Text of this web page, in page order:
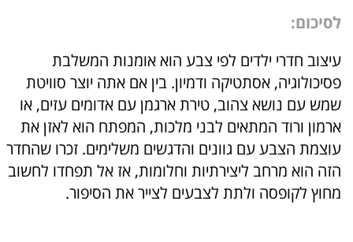
לסיכום:
עיצוב חדרי ילדים לפי צבע הוא אומנות המשלבת
פסיכולוגיה, אסתטיקה ודמיון. בין אם אתה יוצר סוויטת
שמש עם נושא צהוב, טירת ארגמן עם אדומים עזים, או
ארמון ורוד המתאים לבני מלכות, המפתח הוא לאזן את
עוצמת הצבע עם גוונים והדגשים משלימים. זכרו שהחדר
הזה הוא מרחב ליצירתיות וחלומות, אז אל תפחדו לחשוב
מחוץ לקופסה ולתת לצבעים לצייר את הסיפור.